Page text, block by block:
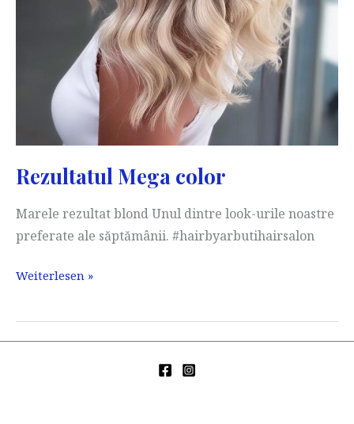
Rezultatul Mega color
Marele rezultat blond Unul dintre look-urile noastre
preferate ale săptămânii. #hairbyarbutihairsalon
Rezultatul
color
Weiterlesen »